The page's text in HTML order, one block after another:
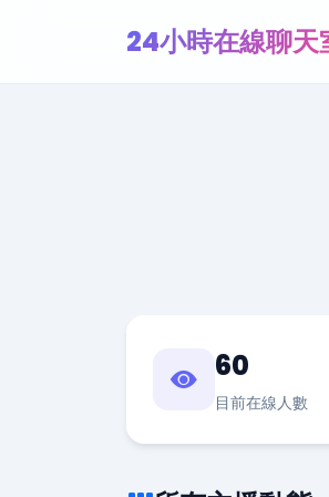
24小時在線聊天
60
目前在線人數